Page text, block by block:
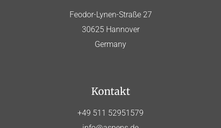
Feodor-Lynen-Straße 27
30625 Hannover
Germany
Kontakt
+49 511 52951579